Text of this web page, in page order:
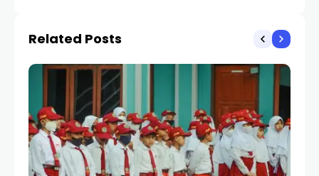
Related Posts